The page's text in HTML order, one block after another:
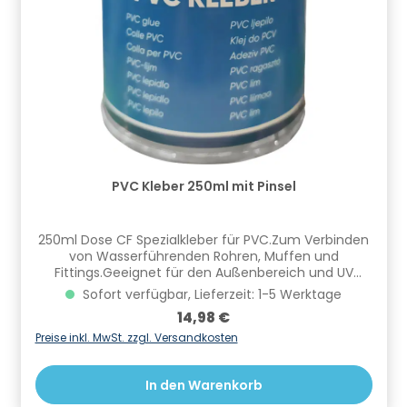
PVC Kleber 250ml mit Pinsel
​250ml Dose CF Spezialkleber für PVC.Zum Verbinden
von Wasserführenden Rohren, Muffen und
Fittings.Geeignet für den Außenbereich und UV
Beständig. Mit Pinsel. Informationen zur
Produktsicherheit Hersteller/EU Verantwortliche
Person: CF Group Deutschland GmbH,
Bahnhofstraße 68, 73240 Wendlingen, DE,
Gefahrstoffhinweise (falls vorhanden):
Gefahrenklasse und Gefahrenkategorien:Flam. Liq. 2,
Eye Irrit. 2, STOT SE 3 Gefahrstoffsymbole:,
Sofort verfügbar, Lieferzeit: 1-5 Werktage
Regulärer Preis:
14,98 €
Preise inkl. MwSt. zzgl. Versandkosten
In den Warenkorb